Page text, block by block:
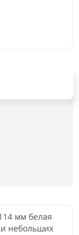
мм белая
небольших